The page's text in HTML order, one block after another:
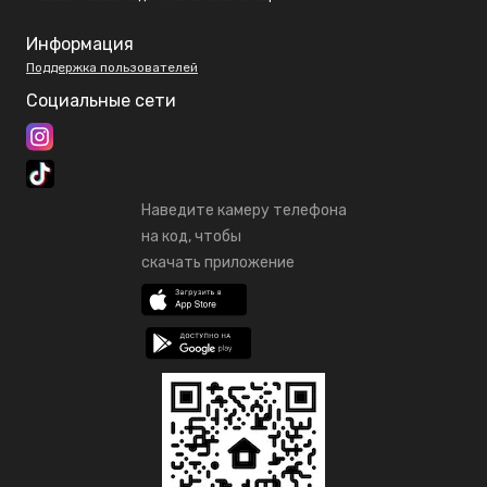
Информация
Поддержка пользователей
Социальные сети
Наведите камеру телефона
на код, чтобы
скачать приложение